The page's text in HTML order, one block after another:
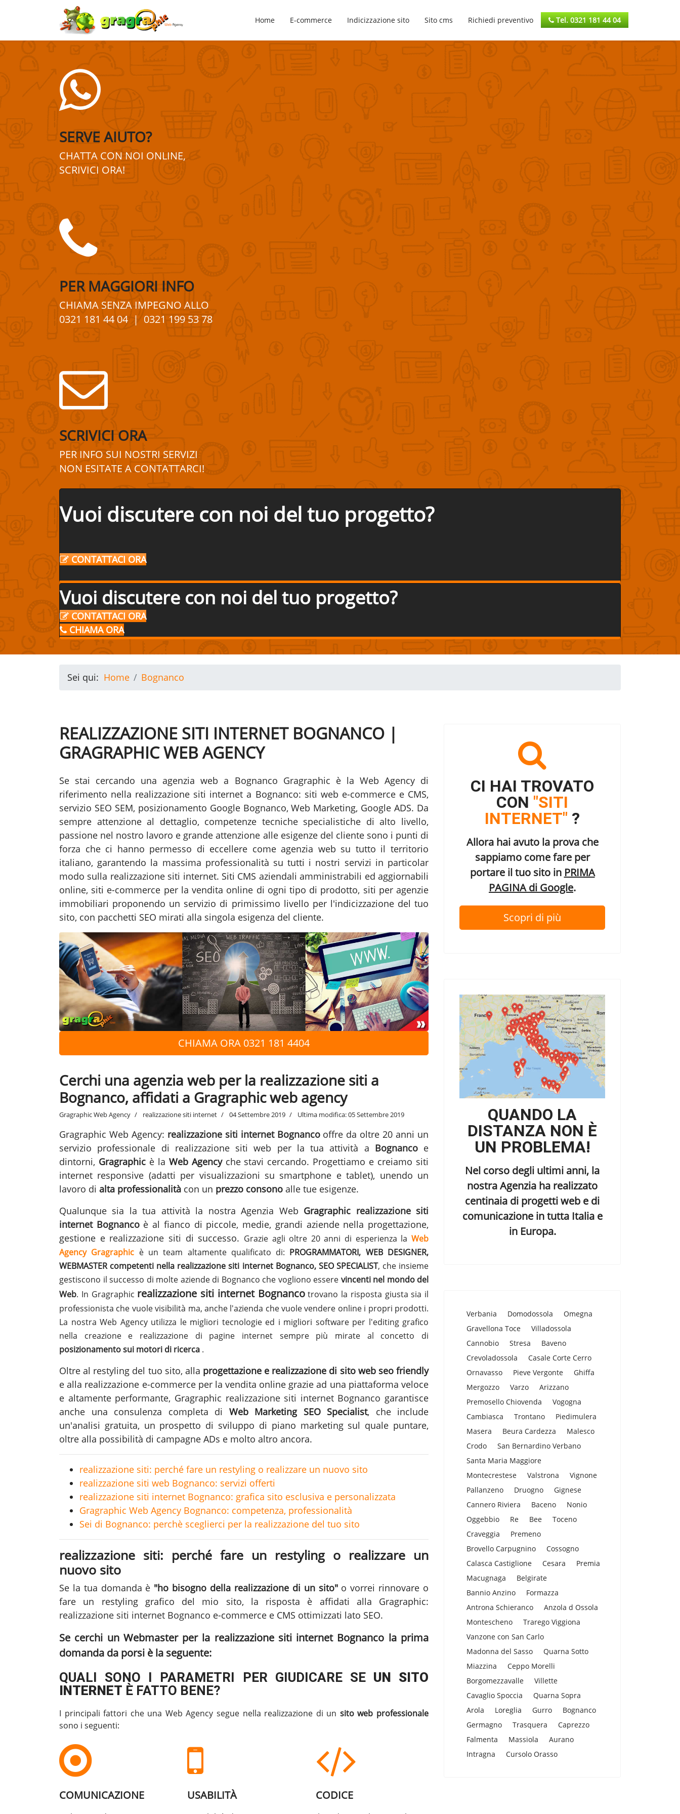
Home E-commerce Indicizzazione sito Sito cms Richiedi preventivo Tel. 0321 181 44 04
SERVE AIUTO?
CHATTA CON NOI ONLINE,
SCRIVICI ORA!
PERMAGGIORI INFO
CHIAMA SENZA IMPEGNO ALLO
0321 181 44 04| 0321 199 53 78
SCRIVICI ORA
PER INFO SUI NOSTRISERVIZI
NON ESITATE ACONTATTARCI!
Vuoi discutere con noi del tuo progetto?
CONTATTACI ORA
Vuoi discutere con noi del tuo progetto?
CONTATTACI ORA
CHIAMA ORA
Sei qui: Home Bognanco
REALIZZAZIONE SITI INTERNET BOGNANCO |
GRAGRAPHIC WEB AGENCY
Se stai cercando una agenzia web a Bognanco Gragraphic è la Web Agency di
riferimento nella realizzazione siti internet a Bognanco: siti web e-commerce e CMS,
servizio SEO SEM, posizionamento Google Bognanco, Web Marketing, Google ADS. Da
sempre attenzione al dettaglio, competenze tecniche specialistiche di alto livello,
passione nel nostro lavoro e grande attenzione alle esigenze del cliente sono i punti di
forza che ci hanno permesso di eccellere come agenzia web su tutto il territorio
italiano, garantendo la massima professionalità su tutti i nostri servizi in particolar
modo sulla realizzazione siti internet. Siti CMS aziendali amministrabili ed aggiornabili
online, siti e-commerce per la vendita online di ogni tipo di prodotto, siti per agenzie
immobiliari proponendo un servizio di primissimo livello per l'indicizzazione del tuo
sito, con pacchetti SEO mirati alla singola esigenza del cliente.
CHIAMA ORA 0321 181 4404
Cerchi una agenzia web per la realizzazione siti a
Bognanco, affidati a Gragraphic web agency
Gragraphic Web Agency realizzazione siti internet 04 Settembre 2019 Ultima modifica: 05 Settembre 2019
Gragraphic Web Agency: realizzazione siti internet Bognancooffre da oltre 20 anni un
servizio professionale di realizzazione siti web per la tua attività a Bognancoe
dintorni, Gragraphic è la Web Agencyche stavi cercando. Progettiamo e creiamo siti
internet responsive (adatti per visualizzazioni su smartphone e tablet), unendo un
lavoro di alta professionalità con un prezzo consono alle tue esigenze.
Qualunque sia la tua attività la nostra Agenzia Web Gragraphic realizzazione siti
internet Bognancoè al fianco di piccole, medie, grandi aziende nella progettazione,
gestione e realizzazione siti di successo. Grazie agli oltre 20 anni di esperienza laWeb
Agency Gragraphic è un team altamente qualificato di: PROGRAMMATORI, WEB DESIGNER,
WEBMASTER competenti nella realizzazione siti internet Bognanco, SEO SPECIALIST, che insieme
gestiscono il successo di molte aziende di Bognanco che vogliono essere vincenti nel mondo del
Web. In Gragraphic realizzazione siti internet Bognancotrovano la risposta giusta sia il
professionista che vuole visibilità ma, anche l'azienda che vuole vendere online i propri prodotti.
La nostra Web Agency utilizza le migliori tecnologie ed i migliori software per l'editing grafico
nella creazione e realizzazione di pagine internet sempre più mirate al concetto di
posizionamento sui motori di ricerca .
Oltre al restyling del tuo sito, alla progettazione e realizzazione di sito web seo friendly
e alla realizzazione e-commerce per la vendita online grazie ad una piattaforma veloce
e altamente performante, Gragraphic realizzazione siti internet Bognanco garantisce
anche una consulenza completa di Web Marketing SEO Specialist, che include
un'analisi gratuita, un prospetto di sviluppo di piano marketing sul quale puntare,
oltre alla possibilità di campagne ADs e molto altro ancora.
realizzazione siti: perché fare un restyling o realizzare un nuovo sito
realizzazione siti web Bognanco: servizi offerti
realizzazione siti internet Bognanco: grafica sito esclusiva e personalizzata
Gragraphic Web Agency Bognanco: competenza, professionalità
Sei di Bognanco: perchè sceglierci per la realizzazione del tuo sito
realizzazione siti: perché fare un restyling o realizzare un
nuovo sito
Se la tua domanda è "ho bisogno della realizzazione di un sito"o vorrei rinnovare o
fare un restyling grafico del mio sito, la risposta è affidati alla Gragraphic:
realizzazione siti internet Bognanco e-commerce e CMS ottimizzati lato SEO.
Se cerchi un Webmaster per la realizzazione siti internet Bognanco la prima
domanda da porsi è la seguente:
QUALI SONO I PARAMETRI PER GIUDICARE SEUN SITO
INTERNET È FATTO BENE?
I principali fattori che una Web Agency segue nella realizzazione di un sito web professionale
sono i seguenti:
COMUNICAZIONE USABILITÀ CODICE
CI HAI TROVATO
CON "SITI
INTERNET" ?
Allora hai avuto la prova che
sappiamo come fare per
portare il tuo sito in PRIMA
PAGINA di Google.
Scopri di più
QUANDO LA
DISTANZA NON È
UN PROBLEMA!
Nel corso degli ultimi anni, la
nostra Agenzia ha realizzato
centinaia di progetti web e di
comunicazione in tutta Italia e
in Europa.
Verbania Domodossola
Omegna
Gravellona Toce
Villadossola
Cannobio
Stresa
Baveno
Crevoladossola
Casale Corte Cerro
Ornavasso
Pieve Vergonte
Ghiffa
Mergozzo
Varzo
Arizzano
Premosello Chiovenda
Vogogna
Cambiasca
Trontano
Piedimulera
Masera
Beura Cardezza
Malesco
Crodo
San Bernardino Verbano
Santa Maria Maggiore
Montecrestese
Valstrona
Vignone
Pallanzeno
Druogno
Gignese
Cannero Riviera
Baceno
Nonio
Oggebbio
Re Bee
Toceno
Craveggia
Premeno
Brovello Carpugnino
Cossogno
Calasca Castiglione
Cesara
Premia
Macugnaga
Belgirate
Bannio Anzino
Formazza
Antrona Schieranco
Anzola d Ossola
Montescheno
Trarego Viggiona
Vanzone con San Carlo
Madonna del Sasso
Quarna Sotto
Miazzina
Ceppo Morelli
Borgomezzavalle
Villette
Cavaglio Spoccia
Quarna Sopra
Arola
Loreglia Gurro
Bognanco
Germagno
Trasquera
Caprezzo
Falmenta
Massiola
Aurano
Intragna
Cursolo Orasso